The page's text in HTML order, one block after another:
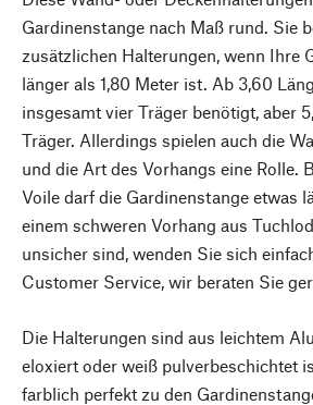
Gardinenstange nach Maß rund. Sie
zusätzlichen Halterungen, wenn Ihre
länger als 1,80 Meter ist. Ab 3,60
insgesamt vier Träger benötigt, aber
Träger. Allerdings spielen auch die
und die Art des Vorhangs eine Rolle.
Voile darf die Gardinenstange etwas
einem schweren Vorhang aus
unsicher sind, wenden Sie sich
Customer Service, wir beraten Sie
Die Halterungen sind aus leichtem
eloxiert oder weiß pulverbeschichtet
farblich perfekt zu den